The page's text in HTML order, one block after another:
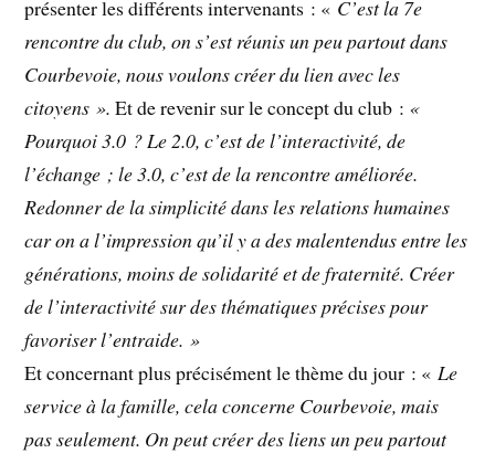
présenter les différents intervenants : « C’est la 7e
rencontre du club, on s’est réunis un peu partout dans
Courbevoie, nous voulons créer du lien avec les
citoyens ».Et de revenir sur le concept du club : «
Pourquoi 3.0 ? Le 2.0, c’est de l’interactivité, de
l’échange ; le 3.0, c’est de la rencontre améliorée.
Redonner de la simplicité dans les relations humaines
car on a l’impression qu’il y a des malentendus entre les
générations, moins de solidarité et de fraternité. Créer
de l’interactivité sur des thématiques précises pour
favoriser l’entraide. »
Et concernant plus précisément le thème du jour : « Le
service à la famille, cela concerne Courbevoie, mais
pas seulement. On peut créer des liens un peu partout